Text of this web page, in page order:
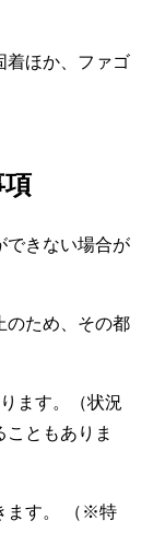
着ほか、ファゴ
できない場合が
のため、その都
ます。（状況
ともありま
ます。 （※特